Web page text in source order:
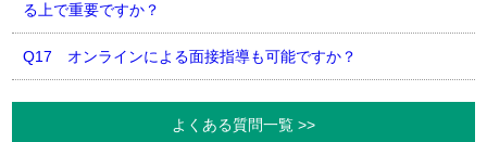
る上で重要ですか？
Q17 オンラインによる面接指導も可能ですか？
よくある質問一覧 >>